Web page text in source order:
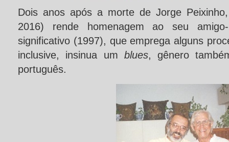
Dois anos após a morte de Jorge
2016) rende homenagem ao seu
significativo (1997), que emprega alguns
inclusive, insinua um blues, gênero
português.